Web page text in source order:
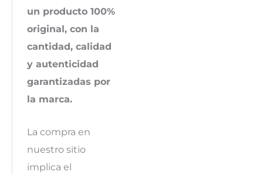
un producto 100%
original, con la
cantidad, calidad
y autenticidad
garantizadas por
la marca.
La compra en
nuestro sitio
implica el